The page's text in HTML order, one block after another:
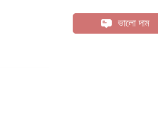
ভালো দাম